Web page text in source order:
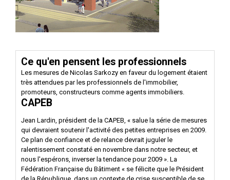
Ce qu'en pensent les professionnels
Les mesures de Nicolas Sarkozy en faveur du logement étaient
très attendues par les professionnels de l'immobilier,
promoteurs, constructeurs comme agents immobiliers.
CAPEB
Jean Lardin, président de la CAPEB, « salue la série de mesures
qui devraient soutenir l'activité des petites entreprises en 2009.
Ce plan de confiance et de relance devrait juguler le
ralentissement constaté en novembre dans notre secteur, et
nous l'espérons, inverser la tendance pour 2009 ». La
Fédération Française du Bâtiment « se félicite que le Président